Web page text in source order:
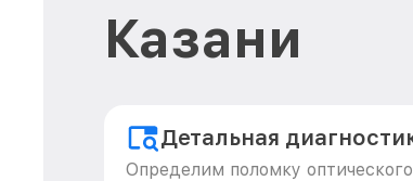
Казани
Детальная
Определим поломку оптического